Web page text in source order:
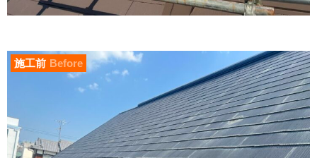
施工前 Before